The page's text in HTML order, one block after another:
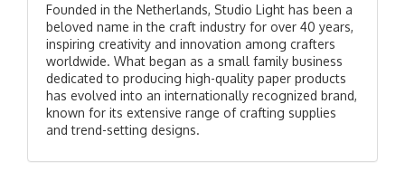
Founded in the Netherlands, Studio Light has been a
beloved name in the craft industry for over 40 years,
inspiring creativity and innovation among crafters
worldwide. What began as a small family business
dedicated to producing high-quality paper products
has evolved into an internationally recognized brand,
known for its extensive range of crafting supplies
and trend-setting designs.